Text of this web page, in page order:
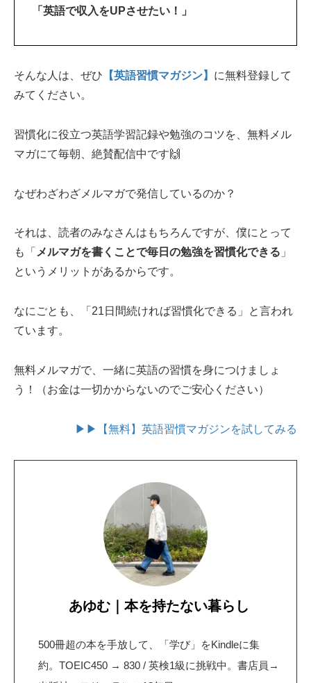
「英語で収入をUPさせたい！」
そんな人は、ぜひ 【英語習慣マガジン】 に無料登録して
みてください。
習慣化に役立つ英語学習記録や勉強のコツを、無料メル
マガにて毎朝、絶賛配信中です🙌
なぜわざわざメルマガで発信しているのか？
それは、読者のみなさんはもちろんですが、僕にとって
も「 メルマガを書くことで毎日の勉強を習慣化できる 」
というメリットがあるからです。
なにごとも、「21日間続ければ習慣化できる」と言われ
ています。
無料メルマガで、一緒に英語の習慣を身につけましょ
う！（お金は一切かからないのでご安心ください）
▶▶【無料】英語習慣マガジンを試してみる
あゆむ｜本を持たない暮らし
500冊超の本を手放して、「学び」をKindleに集
約。TOEIC450 → 830 / 英検1級に挑戦中。書店員→